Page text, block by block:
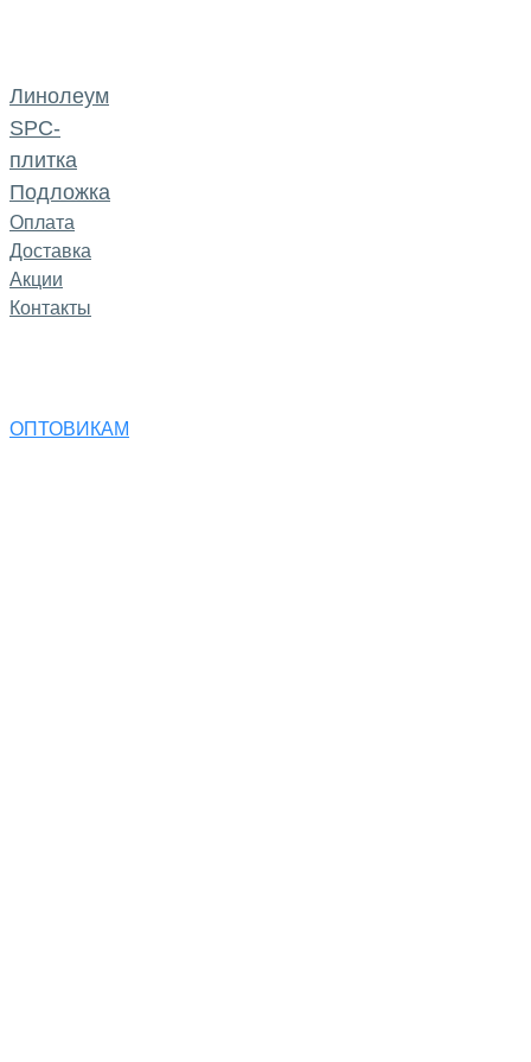
Линолеум
SPC-
плитка
Подложка
Оплата
Доставка
Акции
Контакты
ОПТОВИКАМ